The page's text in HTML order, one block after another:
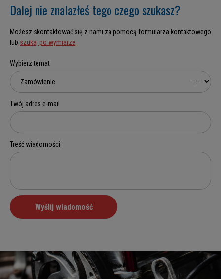
Dalej nie znalazłeś tego czego szukasz?
Możesz skontaktować się z nami za pomocą formularza kontaktowego
lub szukaj po wymiarze